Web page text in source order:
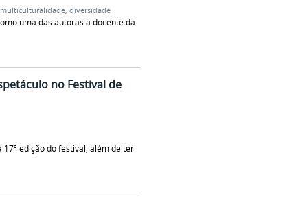
multiculturalidade, diversidade
uma das autoras a docente da
no Festival de
edição do festival, além de ter